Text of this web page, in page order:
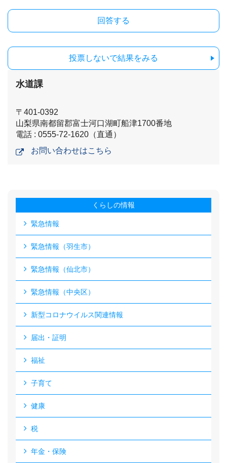
投票しないで結果をみる
水道課
〒401-0392
山梨県南都留郡富士河口湖町船津1700番地
電話 : 0555-72-1620（直通）
お問い合わせはこちら
くらしの情報
緊急情報
緊急情報（羽生市）
緊急情報（仙北市）
緊急情報（中央区）
新型コロナウイルス関連情報
届出・証明
福祉
子育て
健康
税
年金・保険